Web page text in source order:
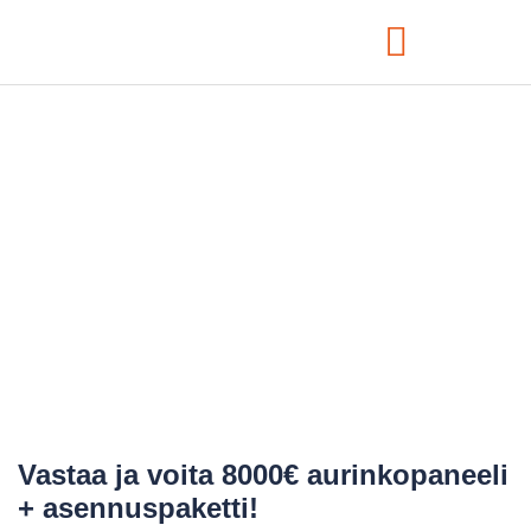
Vastaa ja voita 8000€ aurinkopaneeli
+ asennuspaketti!